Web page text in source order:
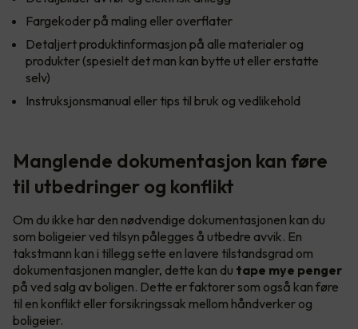
Fargekoder på maling eller overflater
Detaljert produktinformasjon på alle materialer og
produkter (spesielt det man kan bytte ut eller erstatte
selv)
Instruksjonsmanual eller tips til bruk og vedlikehold
Manglende dokumentasjon kan føre
til utbedringer og konflikt
Om du ikke har den nødvendige dokumentasjonen kan du
som boligeier ved tilsyn pålegges å utbedre avvik. En
takstmann kan i tillegg sette en lavere tilstandsgrad om
dokumentasjonen mangler, dette kan du tape mye penger
på ved salg av boligen. Dette er faktorer som også kan føre
til en konflikt eller forsikringssak mellom håndverker og
boligeier.